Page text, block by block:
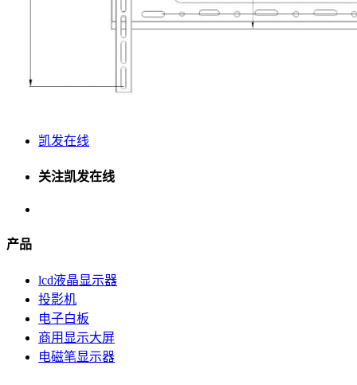
凯发在线
关注凯发在线
产品
lcd液晶显示器
投影机
电子白板
商用显示大屏
电磁笔显示器